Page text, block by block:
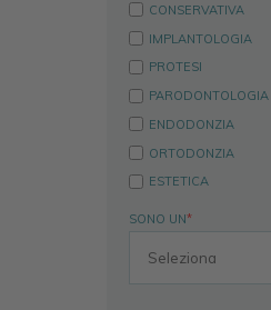
CONSERVATIVA
IMPLANTOLOGIA
PROTESI
ENDODONZIA
ORTODONZIA
ESTETICA
SONO UN*